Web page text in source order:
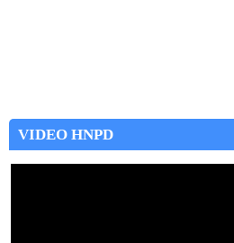
VIDEO HNPD